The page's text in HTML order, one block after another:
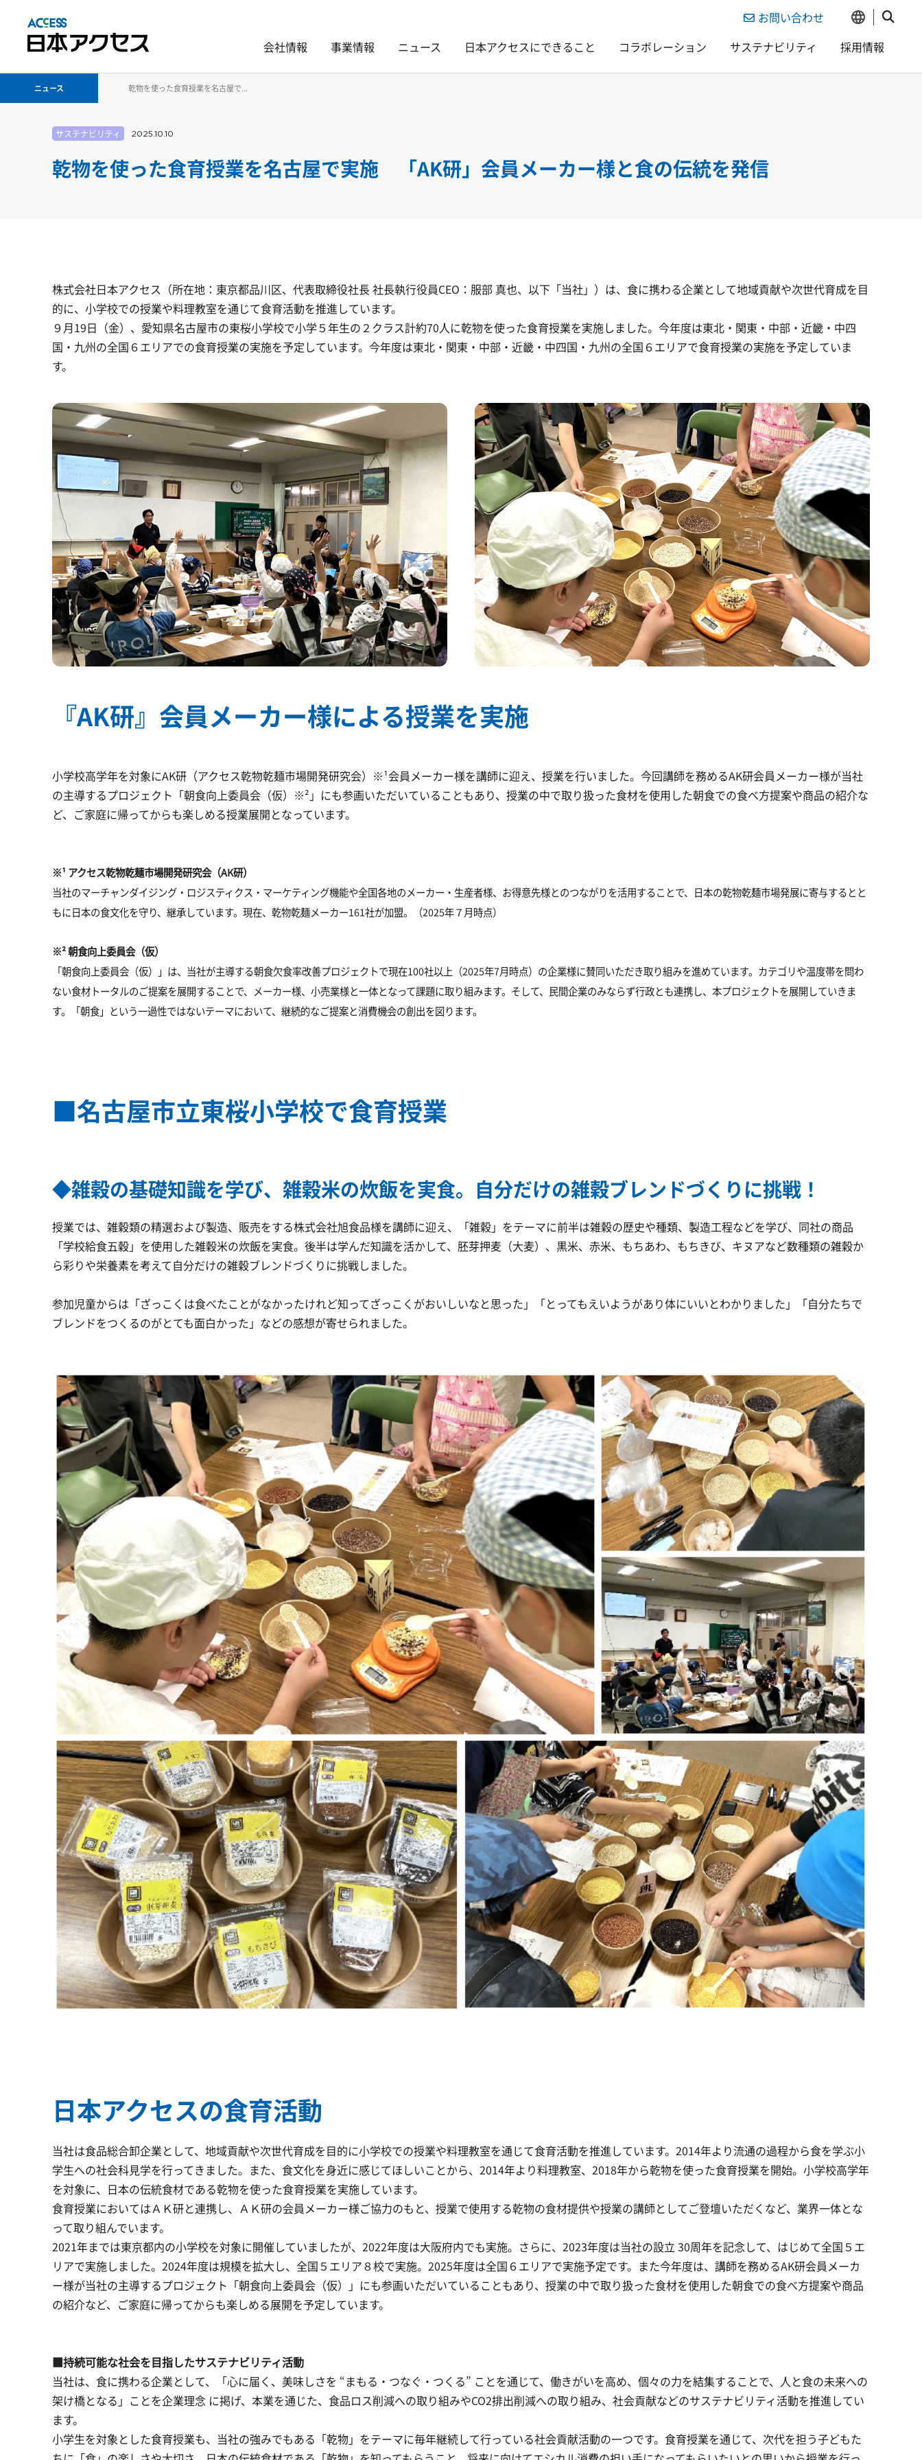
お問い合わせ
会社情報
事業情報 ニュース 日本アクセスにできること コラボレーション サステナビリティ 採用情報
ニュース 乾物を使った食育授業を名古屋で...
サステナビリティ 2025.10.10
乾物を使った食育授業を名古屋で実施 「AK研」会員メーカー様と食の伝統を発信
株式会社日本アクセス（所在地：東京都品川区、代表取締役社長 社長執行役員CEO：服部 真也、以下「当社」）は、食に携わる企業として地域貢献や次世代育成を目
的に、小学校での授業や料理教室を通じて食育活動を推進しています。
９月19日（金）、愛知県名古屋市の東桜小学校で小学５年生の２クラス計約70人に乾物を使った食育授業を実施しました。今年度は東北・関東・中部・近畿・中四
国・九州の全国６エリアでの食育授業の実施を予定しています。今年度は東北・関東・中部・近畿・中四国・九州の全国６エリアで食育授業の実施を予定していま
す。
『AK研』会員メーカー様による授業を実施
小学校高学年を対象にAK研（アクセス乾物乾麺市場開発研究会）※¹会員メーカー様を講師に迎え、授業を行いました。今回講師を務めるAK研会員メーカー様が当社
の主導するプロジェクト「朝食向上委員会（仮）※²」にも参画いただいていることもあり、授業の中で取り扱った食材を使用した朝食での食べ方提案や商品の紹介な
ど、ご家庭に帰ってからも楽しめる授業展開となっています。
※¹ アクセス乾物乾麺市場開発研究会（AK研）
当社のマーチャンダイジング・ロジスティクス・マーケティング機能や全国各地のメーカー・生産者様、お得意先様とのつながりを活用することで、日本の乾物乾麺市場発展に寄与するとと
もに日本の食文化を守り、継承しています。現在、乾物乾麺メーカー161社が加盟。（2025年７月時点）
※² 朝食向上委員会（仮）
「朝食向上委員会（仮）」は、当社が主導する朝食欠食率改善プロジェクトで現在100社以上（2025年7月時点）の企業様に賛同いただき取り組みを進めています。カテゴリや温度帯を問わ
ない食材トータルのご提案を展開することで、メーカー様、小売業様と一体となって課題に取り組みます。そして、民間企業のみならず行政とも連携し、本プロジェクトを展開していきま
す。「朝食」という一過性ではないテーマにおいて、継続的なご提案と消費機会の創出を図ります。
■名古屋市立東桜小学校で食育授業
◆雑穀の基礎知識を学び、雑穀米の炊飯を実食。自分だけの雑穀ブレンドづくりに挑戦！
授業では、雑穀類の精選および製造、販売をする株式会社旭食品様を講師に迎え、「雑穀」をテーマに前半は雑穀の歴史や種類、製造工程などを学び、同社の商品
「学校給食五穀」を使用した雑穀米の炊飯を実食。後半は学んだ知識を活かして、胚芽押麦（大麦）、黒米、赤米、もちあわ、もちきび、キヌアなど数種類の雑穀か
ら彩りや栄養素を考えて自分だけの雑穀ブレンドづくりに挑戦しました。
参加児童からは「ざっこくは食べたことがなかったけれど知ってざっこくがおいしいなと思った」「とってもえいようがあり体にいいとわかりました」「自分たちで
ブレンドをつくるのがとても面白かった」などの感想が寄せられました。
日本アクセスの食育活動
当社は食品総合卸企業として、地域貢献や次世代育成を目的に小学校での授業や料理教室を通じて食育活動を推進しています。2014年より流通の過程から食を学ぶ小
学生への社会科見学を行ってきました。また、食文化を身近に感じてほしいことから、2014年より料理教室、2018年から乾物を使った食育授業を開始。小学校高学年
を対象に、日本の伝統食材である乾物を使った食育授業を実施しています。
食育授業においてはＡＫ研と連携し、ＡＫ研の会員メーカー様ご協力のもと、授業で使用する乾物の食材提供や授業の講師としてご登壇いただくなど、業界一体とな
って取り組んでいます。
2021年までは東京都内の小学校を対象に開催していましたが、2022年度は大阪府内でも実施。さらに、2023年度は当社の設立 30周年を記念して、はじめて全国５エ
リアで実施しました。2024年度は規模を拡大し、全国５エリア８校で実施。2025年度は全国６エリアで実施予定です。また今年度は、講師を務めるAK研会員メーカ
ー様が当社の主導するプロジェクト「朝食向上委員会（仮）」にも参画いただいていることもあり、授業の中で取り扱った食材を使用した朝食での食べ方提案や商品
の紹介など、ご家庭に帰ってからも楽しめる展開を予定しています。
■持続可能な社会を目指したサステナビリティ活動
当社は、食に携わる企業として、「心に届く、美味しさを “まもる・つなぐ・つくる” ことを通じて、働きがいを高め、個々の力を結集することで、人と食の未来への
架け橋となる」ことを企業理念 に掲げ、本業を通じた、食品ロス削減への取り組みやCO2排出削減への取り組み、社会貢献などのサステナビリティ活動を推進してい
ます。
小学生を対象とした食育授業も、当社の強みでもある「乾物」をテーマに毎年継続して行っている社会貢献活動の一つです。食育授業を通じて、次代を担う子どもた